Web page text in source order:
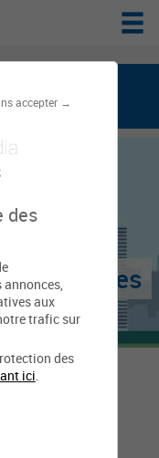
accepter →
des
annonces,
aux
trafic sur
des
ici.
public